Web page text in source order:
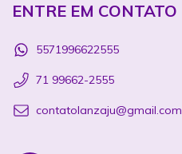
ENTRE EM CONTATO
5571996622555
71 99662-2555
contatolanzaju@gmail.com